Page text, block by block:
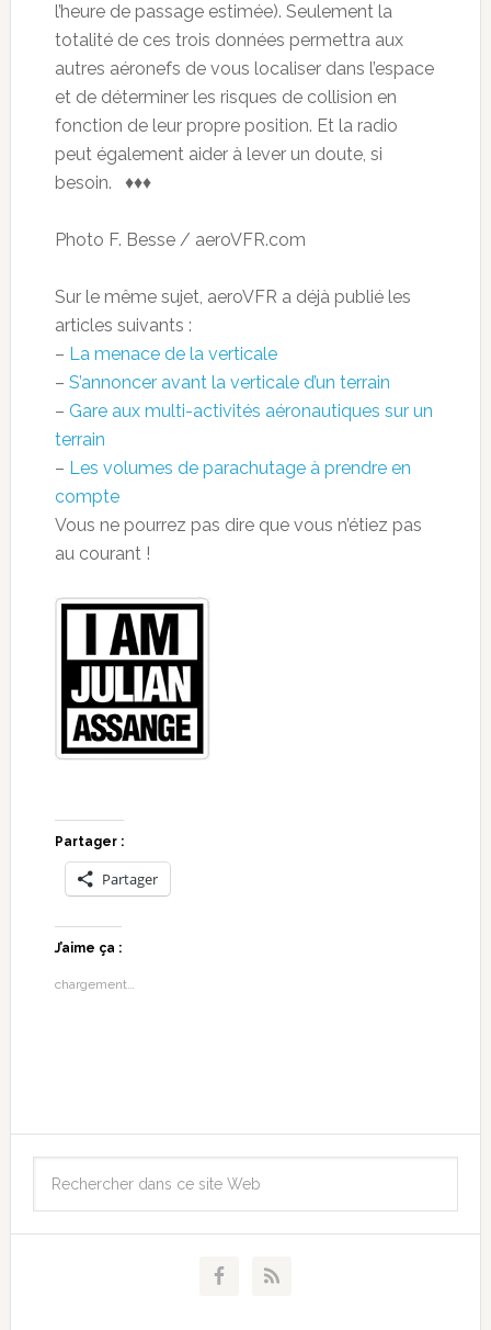
l’heure de passage estimée). Seulement la
totalité de ces trois données permettra aux
autres aéronefs de vous localiser dans l’espace
et de déterminer les risques de collision en
fonction de leur propre position. Et la radio
peut également aider à lever un doute, si
besoin. ♦♦♦
Photo F. Besse / aeroVFR.com
Sur le même sujet, aeroVFR a déjà publié les
articles suivants :
– La menace de la verticale
– S’annoncer avant la verticale d’un terrain
– Gare aux multi-activités aéronautiques sur un
terrain
– Les volumes de parachutage à prendre en
compte
Vous ne pourrez pas dire que vous n’étiez pas
au courant !
Partager :
Partager
J’aime ça :
chargement…